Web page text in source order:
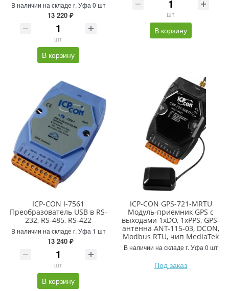
В наличии на складе г. Уфа 0 шт
13 220 ₽
шт
В корзину
шт
В корзину
ICP-CON I-7561
Преобразователь USB в RS-
232, RS-485, RS-422
В наличии на складе г. Уфа 1 шт
13 240 ₽
шт
В корзину
ICP-CON GPS-721-MRTU
Модуль-приемник GPS с
выходами 1xDO, 1xPPS, GPS-
антенна ANT-115-03, DCON,
Modbus RTU, чип MediaTek
В наличии на складе г. Уфа 0 шт
Под заказ